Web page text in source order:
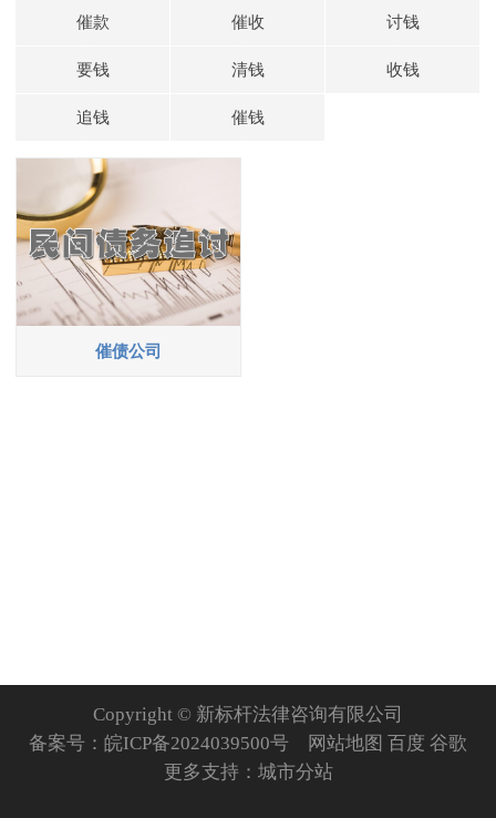
催款 催收 讨钱
要钱 清钱 收钱
追钱 催钱
催债公司
Copyright © 新标杆法律咨询有限公司
备案号： 皖ICP备2024039500号 网站地图 百度 谷歌
更多支持： 城市分站